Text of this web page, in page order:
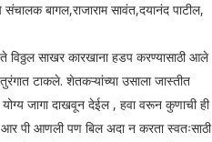
बागल,राजाराम सावंत,दयानंद पाटील,
विठ्ठल साखर कारखाना हडप करण्यासाठी आले
टाकले. शेतकऱ्यांच्या उसाला जास्तीत
जागा दाखवून देईल , हवा वरून कुणाची ही
पी आणली पण बिल अदा न करता स्वतःसाठी